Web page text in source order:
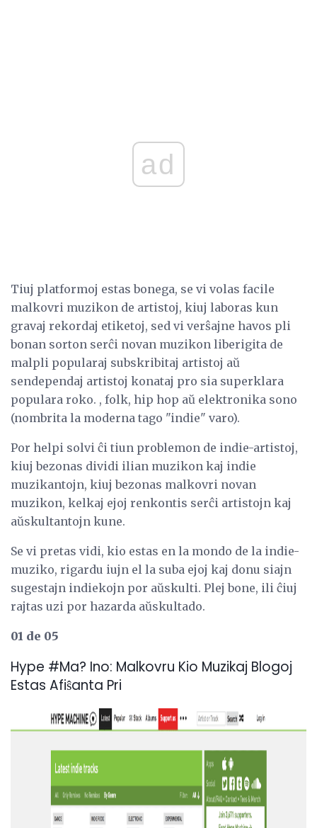
ad
Tiuj platformoj estas bonega, se vi volas facile
malkovri muzikon de artistoj, kiuj laboras kun
gravaj rekordaj etiketoj, sed vi verŝajne havos pli
bonan sorton serĉi novan muzikon liberigita de
malpli popularaj subskribitaj artistoj aŭ
sendependaj artistoj konataj pro sia superklara
populara roko. , folk, hip hop aŭ elektronika sono
(nombrita la moderna tago "indie" varo).
Por helpi solvi ĉi tiun problemon de indie-artistoj,
kiuj bezonas dividi ilian muzikon kaj indie
muzikantojn, kiuj bezonas malkovri novan
muzikon, kelkaj ejoj renkontis serĉi artistojn kaj
aŭskultantojn kune.
Se vi pretas vidi, kio estas en la mondo de la indie-
muziko, rigardu iujn el la suba ejoj kaj donu siajn
sugestajn indiekojn por aŭskulti. Plej bone, ili ĉiuj
rajtas uzi por hazarda aŭskultado.
01 de 05
Hype #Ma? Ino: Malkovru Kio Muzikaj Blogoj
Estas Afiŝanta Pri